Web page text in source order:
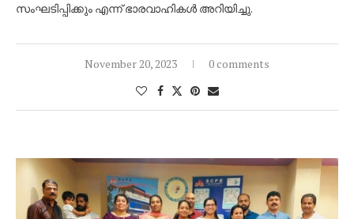
സംഘടിപ്പിക്കും എന്ന് ഭാരവാഹികൾ അറിയിച്ചു.
November 20, 2023 0 comments